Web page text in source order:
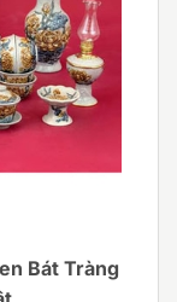
Bát Tràng